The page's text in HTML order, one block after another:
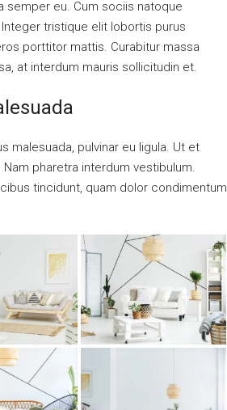
semper eu. Cum sociis natoque
tristique elit lobortis purus
porttitor mattis. Curabitur massa
at interdum mauris sollicitudin et.
malesuada, pulvinar eu ligula. Ut et
pharetra interdum vestibulum.
tincidunt, quam dolor condimentum